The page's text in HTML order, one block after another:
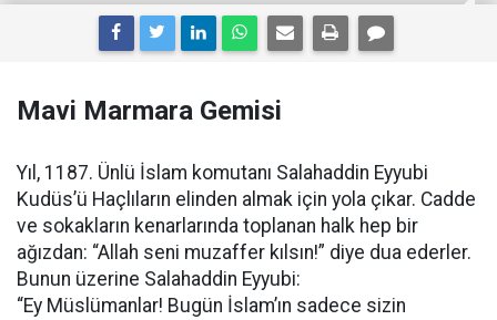
Mavi Marmara Gemisi
Yıl, 1187. Ünlü İslam komutanı Salahaddin Eyyubi
Kudüs’ü Haçlıların elinden almak için yola çıkar. Cadde
ve sokakların kenarlarında toplanan halk hep bir
ağızdan: “Allah seni muzaffer kılsın!” diye dua ederler.
Bunun üzerine Salahaddin Eyyubi:
“Ey Müslümanlar! Bugün İslam’ın sadece sizin